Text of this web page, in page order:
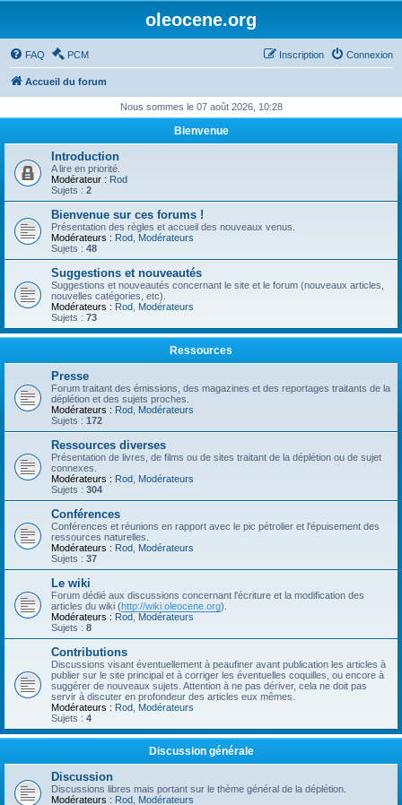
oleocene.org
FAQ PCM Connexion
Inscription
Accueil du forum
Nous sommes le 07 août 2026, 10:28
Bienvenue
Introduction
A lire en priorité.
Modérateur : Rod
Sujets : 2
Bienvenue sur ces forums !
Présentation des règles et accueil des nouveaux venus.
Modérateurs : Rod Modérateurs
Sujets : 48
Suggestions et nouveautés
Suggestions et nouveautés concernant le site et le forum (nouveaux articles,
nouvelles catégories, etc).
Modérateurs : Rod Modérateurs
Sujets : 73
Ressources
Presse
Forum traitant des émissions, des magazines et des reportages traitants de la
déplétion et des sujets proches.
Modérateurs : Rod Modérateurs
Sujets : 172
Ressources diverses
Présentation de livres, de films ou de sites traitant de la déplétion ou de sujet
connexes.
Modérateurs : Rod Modérateurs
Sujets : 304
Conférences
Conférences et réunions en rapport avec le pic pétrolier et l'épuisement des
ressources naturelles.
Modérateurs : Rod Modérateurs
Sujets : 37
Le wiki
Forum dédié aux discussions concernant l'écriture et la modification des
articles du wiki (http://wiki.oleocene.org).
Modérateurs : Rod Modérateurs
Sujets : 8
Contributions
Discussions visant éventuellement à peaufiner avant publication les articles à
publier sur le site principal et à corriger les éventuelles coquilles, ou encore à
suggérer de nouveaux sujets. Attention à ne pas dériver, cela ne doit pas
servir à discuter en profondeur des articles eux mêmes.
Modérateurs : Rod Modérateurs
Sujets : 4
Discussion générale
Discussion
Discussions libres mais portant sur le thème général de la déplétion.
Modérateurs : Rod Modérateurs